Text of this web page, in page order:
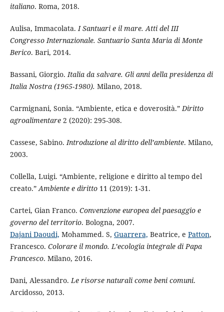
italiano. Roma, 2018.
Aulisa, Immacolata.I Santuari e il mare. Atti del III
Congresso Internazionale. Santuario Santa Maria di Monte
Berico. Bari, 2014.
Bassani, Giorgio.Italia da salvare. Gli anni della presidenza di
Italia Nostra (1965-1980). Milano, 2018.
Carmignani, Sonia. “Ambiente, etica e doverosità.”Diritto
agroalimentare 2 (2020): 295-308.
Cassese, Sabino.Introduzione al diritto dell’ambiente. Milano,
2003.
Collella, Luigi. “Ambiente, religione e diritto al tempo del
creato.”Ambiente e diritto11 (2019): 1-31.
Cartei, Gian Franco. Convenzione europea del paesaggio e
governo del territorio. Bologna, 2007.
Dajani Daoudi, Mohammed. S, Guarrera, Beatrice, e Patton,
Francesco. Colorare il mondo. L’ecologia integrale di Papa
Francesco. Milano, 2016.
Dani, Alessandro.Le risorse naturali come beni comuni.
Arcidosso, 2013.